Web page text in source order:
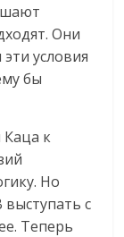
Они
условия
бы
Каца к
Но
с
Теперь